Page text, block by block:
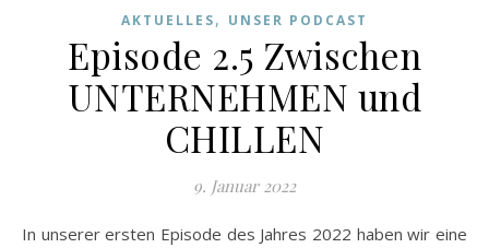
AKTUELLES, UNSER PODCAST
Episode 2.5 Zwischen
UNTERNEHMEN und
CHILLEN
9. Januar 2022
In unserer ersten Episode des Jahres 2022 haben wir eine